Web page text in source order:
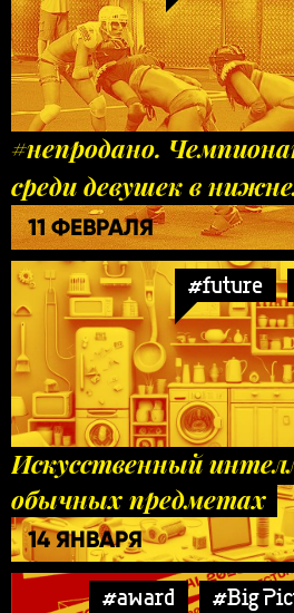
#непродано.
среди девушек в
11 ФЕВРАЛЯ
#future
Искусственный
обычных предметах
14 ЯНВАРЯ
#award #Big